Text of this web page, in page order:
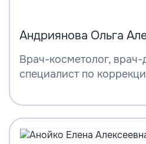
Андриянова Ольга
Врач-косметолог, врач-
специалист по